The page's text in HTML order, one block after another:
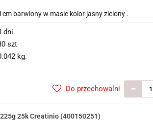
barwiony w masie kolor jasny zielony .
dni
szt
kg.
Do przechowalni
25k Creatinio (400150251)